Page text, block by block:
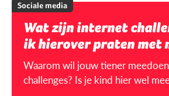
Sociale media
Wat zijn internet
ik hierover praten met
Waarom wil jouw tiener
challenges? Is je kind hier wel